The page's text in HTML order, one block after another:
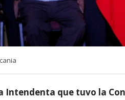
Intendenta que tuvo la